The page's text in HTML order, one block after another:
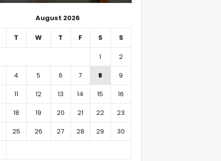
August 2026
T W T F S S
1
2
4 5 6 7 8
9
11 12 13 14 15
16
18 19 20 21 22
23
25 26 27 28 29
30